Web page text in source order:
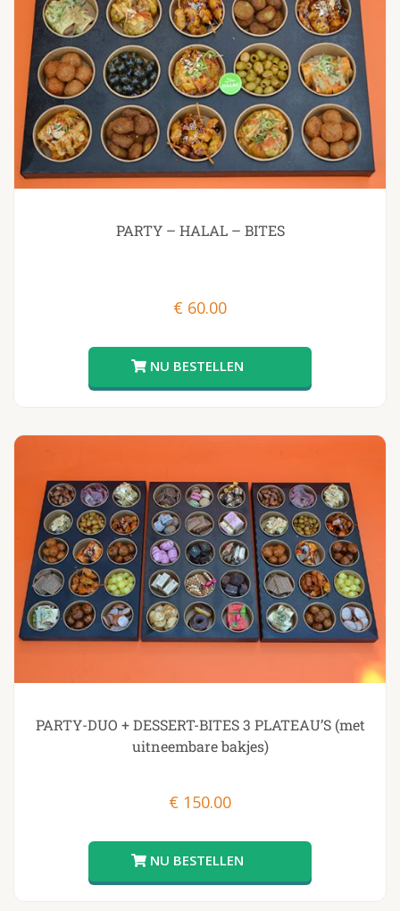
PARTY – HALAL – BITES
€ 60.00
PARTY-DUO + DESSERT-BITES 3 PLATEAU’S (met
uitneembare bakjes)
€ 150.00